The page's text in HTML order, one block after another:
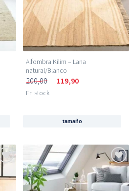
Alfombra Kilim – Lana
natural/Blanco
200,00 119,90
En stock
tamaño